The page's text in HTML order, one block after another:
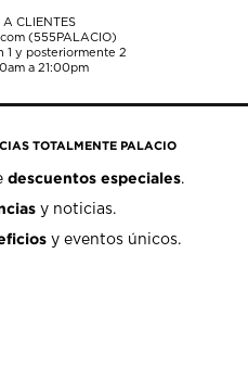
A CLIENTES
(555PALACIO)
1 y posteriormente 2
a 21:00pm
TOTALMENTE PALACIO
descuentos especiales.
y noticias.
y eventos únicos.